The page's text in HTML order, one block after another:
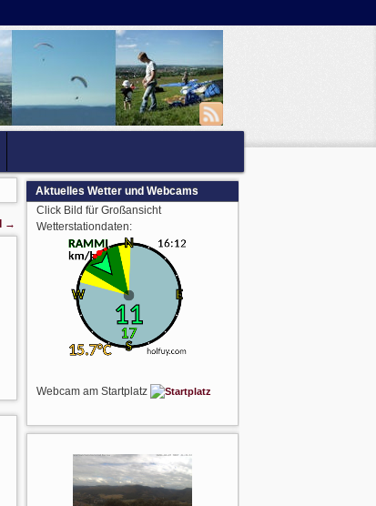
→
Aktuelles Wetter und Webcams
Click Bild für Großansicht
Wetterstationdaten:
Webcam am Startplatz